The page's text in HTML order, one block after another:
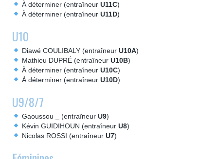
À déterminer (entraîneur U11C)
À déterminer (entraîneur U11D)
U10
Diawé COULIBALY (entraîneur U10A)
Mathieu DUPRÉ (entraîneur U10B)
À déterminer (entraîneur U10C)
À déterminer (entraîneur U10D)
U9/8/7
Gaoussou _ (entraîneur U9)
Kévin GUIDIHOUN (entraîneur U8)
Nicolas ROSSI (entraîneur U7)